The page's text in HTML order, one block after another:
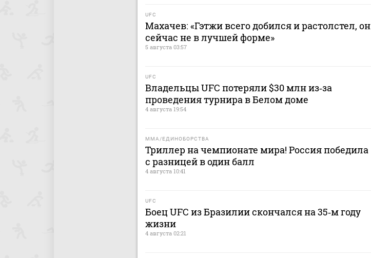
UFC
Махачев: «Гэтжи всего добился и растолстел, он
сейчас не в лучшей форме»
5 августа 03:57
UFC
Владельцы UFC потеряли $30 млн из‑за
проведения турнира в Белом доме
4 августа 19:54
MMA/ЕДИНОБОРСТВА
Триллер на чемпионате мира! Россия победила
с разницей в один балл
4 августа 10:41
UFC
Боец UFC из Бразилии скончался на 35‑м году
жизни
4 августа 02:21